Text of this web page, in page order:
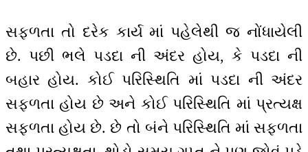
સફળતા તો દરેક કાર્ય માં પહેલેથી જ નોંધાયેલી
છે. પછી ભલે પડદા ની અંદર હોય, કે પડદા ની
બહાર હોય. કોઈ પરિસ્થિતિ માં પડદા ની અંદર
સફળતા હોય છે અને કોઈ પરિસ્થિતિ માં પ્રત્યક્ષ
સફળતા હોય છે. છે તો બંને પરિસ્થિતિ માં સફળતા